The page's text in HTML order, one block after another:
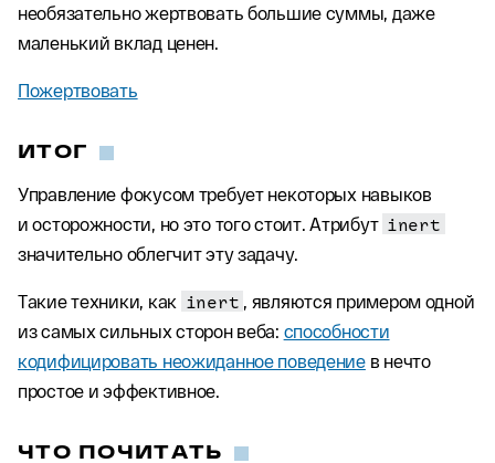
необязательно жертвовать большие суммы, даже
маленький вклад ценен.
Пожертвовать
ИТОГ
Управление фокусом требует некоторых навыков
и осторожности, но это того стоит. Атрибут inert
значительно облегчит эту задачу.
Такие техники, как inert
, являются примером одной
из самых сильных сторон веба: способности
кодифицировать неожиданное поведениев нечто
простое и эффективное.
ЧТО ПОЧИТАТЬ